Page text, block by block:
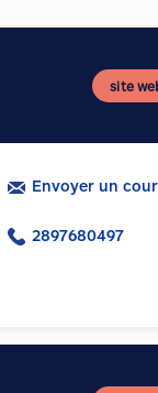
site
Envoyer un
2897680497